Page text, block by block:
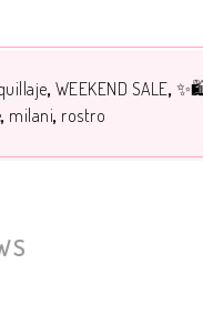
WEEKEND SALE
milani rostro